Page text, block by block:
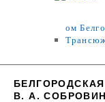
ом
В. А.